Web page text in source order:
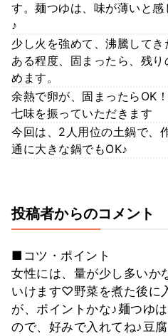
す。麺つゆは、味が薄いと
♪
少し火を強めて、沸騰してき
ある程度、固まったら、残
めます。
余熱で卵が、固まったらOK
七味を振っていただきます
今回は、2人用位の土鍋で、
通に大きな鍋でもOK♪
投稿者からのコメント
■コツ・ポイント
女性には、量が少し多いか
いけます♡野菜を煮た後に
が、ポイントかな♪麺つゆ
ので、好みで入れてね♪豆